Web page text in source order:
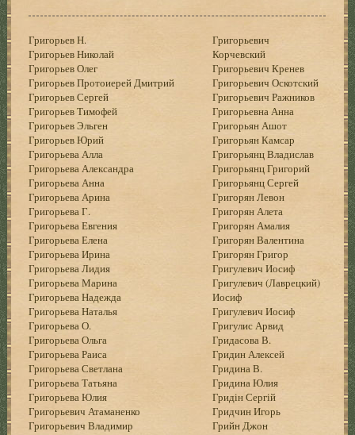
Григорьев Н.
Григорьев Николай
Григорьев Олег
Григорьев Протоиерей Дмитрий
Григорьев Сергей
Григорьев Тимофей
Григорьев Эльген
Григорьев Юрий
Григорьева Алла
Григорьева Александра
Григорьева Анна
Григорьева Арина
Григорьева Г.
Григорьева Евгения
Григорьева Елена
Григорьева Ирина
Григорьева Лидия
Григорьева Марина
Григорьева Надежда
Григорьева Наталья
Григорьева О.
Григорьева Ольга
Григорьева Раиса
Григорьева Светлана
Григорьева Татьяна
Григорьева Юлия
Григорьевич Атаманенко
Григорьевич Владимир
Григорьевич
Корчевский
Григорьевич Кренев
Григорьевич Оскотский
Григорьевич Ражников
Григорьевна Анна
Григорьян Ашот
Григорьян Камсар
Григорьянц Владислав
Григорьянц Григорий
Григорьянц Сергей
Григорян Левон
Григорян Алета
Григорян Амалия
Григорян Валентина
Григорян Григор
Григулевич Иосиф
Григулевич (Лаврецкий)
Иосиф
Григулевич Иосиф
Григулис Арвид
Гридасова В.
Гридин Алексей
Гридина В.
Гридина Юлия
Гридін Сергій
Гридчин Игорь
Грийн Джон